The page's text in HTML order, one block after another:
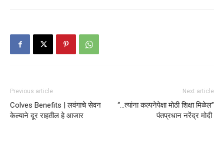
Previous article
Colves Benefits | लवंगाचे सेवन
केल्याने दूर राहतील हे आजार
Next article
“…त्यांना कल्पनेपेक्षा मोठी शिक्षा मिळेल”
पंतप्रधान नरेंद्र मोदी